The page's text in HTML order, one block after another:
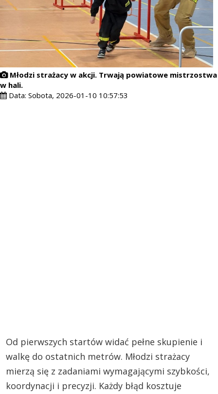
Młodzi strażacy w akcji. Trwają powiatowe mistrzostwa
w hali.
Data: Sobota, 2026-01-10 10:57:53
Od pierwszych startów widać pełne skupienie i
walkę do ostatnich metrów. Młodzi strażacy
mierzą się z zadaniami wymagającymi szybkości,
koordynacji i precyzji. Każdy błąd kosztuje